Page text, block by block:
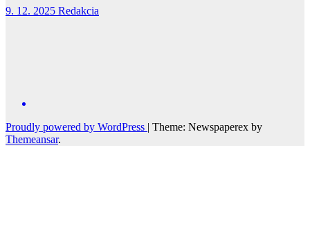
9. 12. 2025 Redakcia
Proudly powered by WordPress | Theme: Newspaperex by
Themeansar.